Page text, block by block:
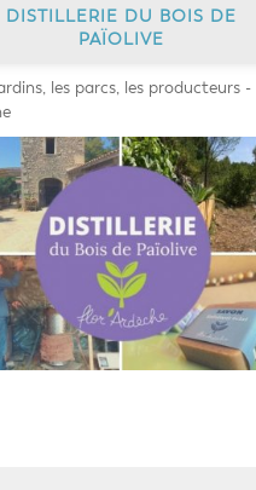
DISTILLERIE DU BOIS DE
PAÏOLIVE
les parcs, les producteurs -